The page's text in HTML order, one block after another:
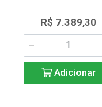
R$ 7.389,30
Adicionar